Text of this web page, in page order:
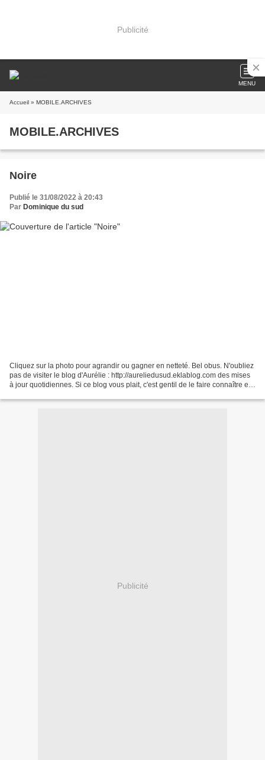
Publicité
MENU
Accueil » MOBILE.ARCHIVES
MOBILE.ARCHIVES
Noire
Publié le 31/08/2022 à 20:43
Par Dominique du sud
Cliquez sur la photo pour agrandir ou gagner en netteté. Bel obus. N'oubliez
pas de visiter le blog d'Aurélie : http://aureliedusud.eklablog.com des mises
à jour quotidiennes. Si ce blog vous plait, c'est gentil de le faire connaître et
Publicité